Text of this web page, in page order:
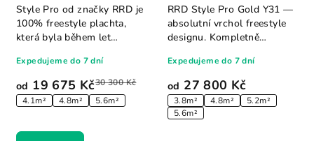
od 19 675 Kč30 300 Kč
4.1m² 4.8m² 5.6m²
Expedujeme do 7 dní
Style Pro od značky RRD je
100% freestyle plachta,
která byla během let
od 27 800 Kč
3.8m² 4.8m²
5.2m²
5.6m²
Expedujeme do 7 dní
RRD Style Pro Gold Y31 —
absolutní vrchol freestyle
designu. Kompletně